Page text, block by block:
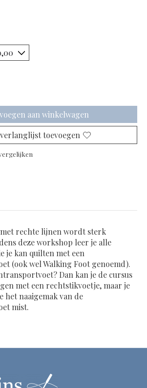
aan winkelwagen
toevoegen
rechte lijnen wordt sterk
deze workshop leer je alle
je kan quilten met een
(ook wel Walking Foot genoemd).
Dan kan je de cursus
met een rechtstikvoetje, maar je
het naaigemak van de
mist.